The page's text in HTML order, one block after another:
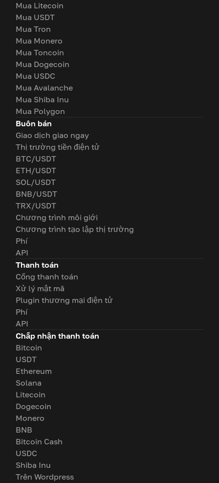
Mua Litecoin
Mua USDT
Mua Tron
Mua Monero
Mua Toncoin
Mua Dogecoin
Mua USDC
Mua Avalanche
Mua Shiba Inu
Mua Polygon
Buôn bán
Giao dịch giao ngay
Thị trường tiền điện tử
BTC/USDT
ETH/USDT
SOL/USDT
BNB/USDT
TRX/USDT
Chương trình môi giới
Chương trình tạo lập thị trường
Phí
API
Thanh toán
Cổng thanh toán
Xử lý mật mã
Plugin thương mại điện tử
Phí
API
Chấp nhận thanh toán
Bitcoin
USDT
Ethereum
Solana
Litecoin
Dogecoin
Monero
BNB
Bitcoin Cash
USDC
Shiba Inu
Trên Wordpress